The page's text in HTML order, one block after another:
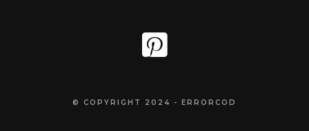
© COPYRIGHT 2024 - ERRORCOD